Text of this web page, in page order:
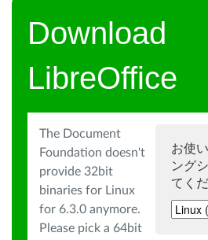
Download
LibreOffice
お使
ング
てく
The Document
Foundation doesn't
provide 32bit
binaries for Linux
for 6.3.0 anymore.
Please pick a 64bit